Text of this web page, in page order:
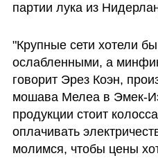
партии лука из
"Крупные сети хотели
ослабленными, а
говорит Эрез Коэн,
мошава Мелеа в Эмек-
продукции стоит
оплачивать
молимся, чтобы цены